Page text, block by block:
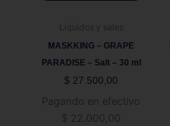
Liquidos y sales
MASKKING – GRAPE
PARADISE – Salt – 30 ml
$ 27.500,00
Pagando en efectivo
$ 22.000,00
pueden
elegir
en
la
de